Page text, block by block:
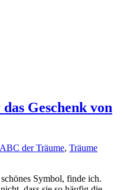
Geschenk von
ABC der Träume, Träume
Symbol, finde ich.